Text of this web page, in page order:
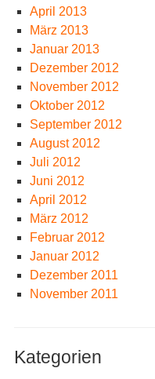
April 2013
März 2013
Januar 2013
Dezember 2012
November 2012
Oktober 2012
September 2012
August 2012
Juli 2012
Juni 2012
April 2012
März 2012
Februar 2012
Januar 2012
Dezember 2011
November 2011
Kategorien